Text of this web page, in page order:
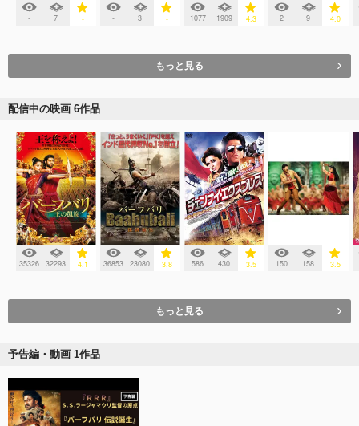
- 7 - - 3 - 1077 1909 4.3 2 9 4.0
もっと見る
配信中の映画 6作品
35326 32293 4.1 36853 23080 3.8 586 430 3.5 150 158 3.5
もっと見る
予告編・動画 1作品